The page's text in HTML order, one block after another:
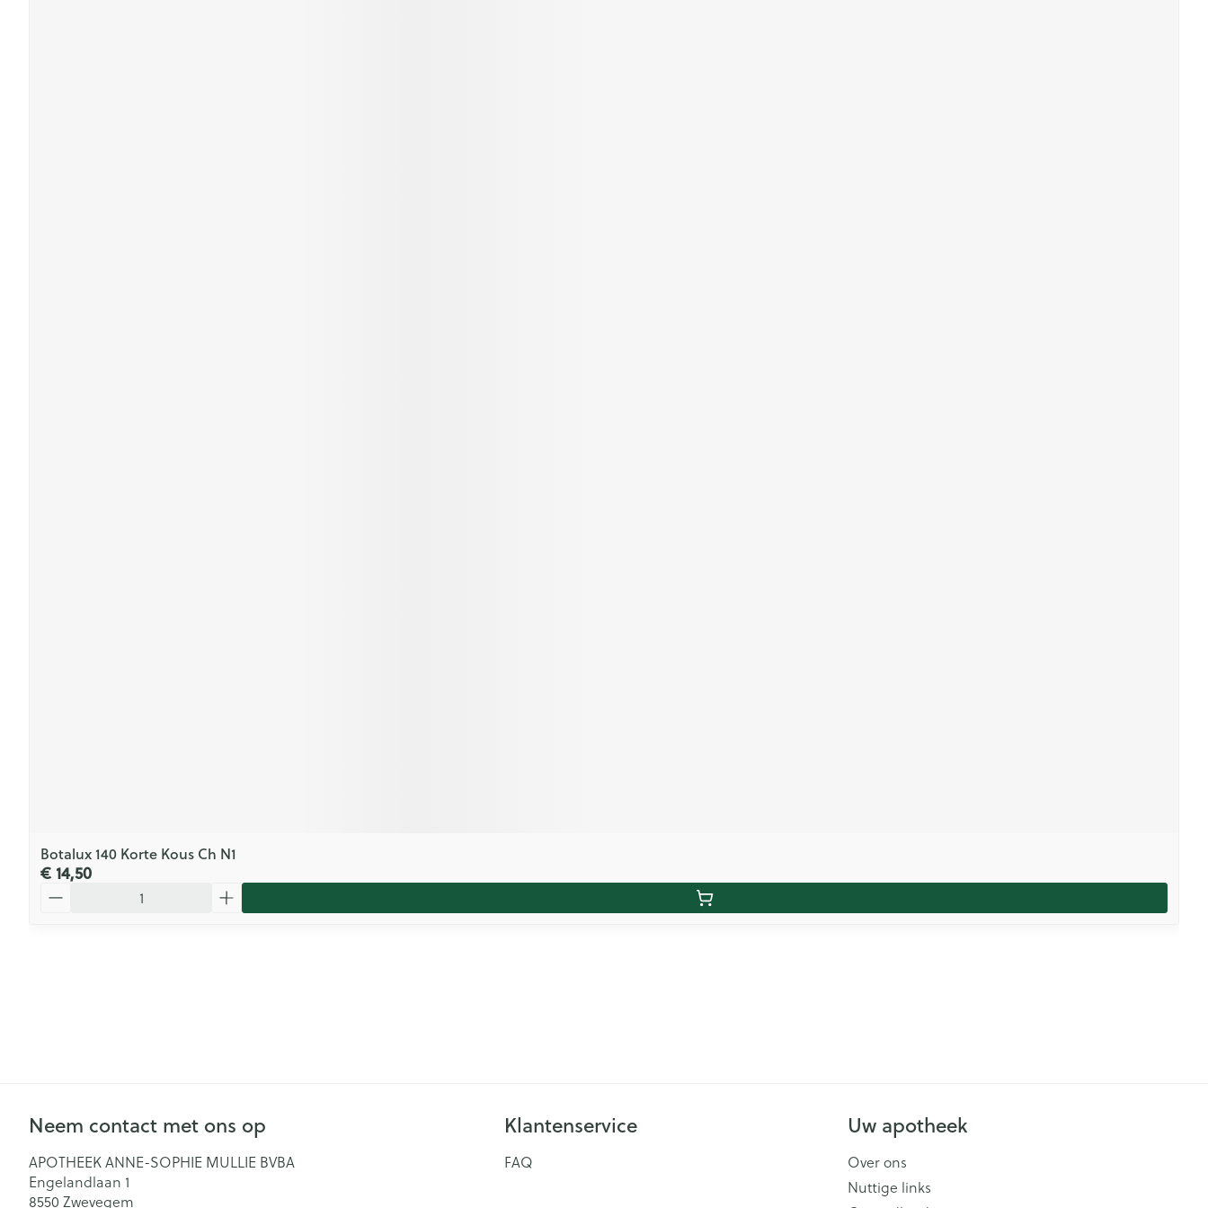
Botalux 140 Korte Kous Ch N1
€ 14,50
Neem contact met ons op
APOTHEEK ANNE-SOPHIE MULLIE BVBA
Engelandlaan 1
8550 Zwevegem
Klantenservice
FAQ
Uw apotheek
Over ons
Nuttige links